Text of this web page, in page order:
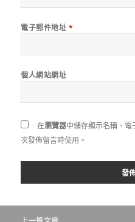
電子郵件地址 *
個人網站網址
在瀏覽器中儲存顯示名稱、
次發佈留言時使用。